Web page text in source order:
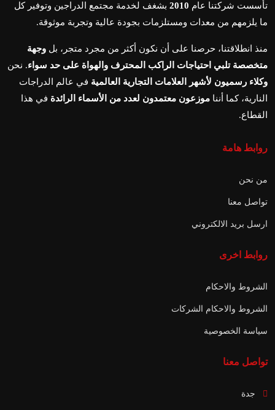
تأسست شركتنا عام 2010 بشغف لخدمة مجتمع الدراجين وتوفير كل
ما يلزمهم من معدات ومستلزمات بجودة عالية وتجربة موثوقة.
منذ انطلاقتنا، حرصنا على أن نكون أكثر من مجرد متجر، بل وجهة
متخصصة تلبي احتياجات الراكب المحترف والهواة على حد سواء. نحن
وكلاء رسميون لأشهر العلامات التجارية العالمية في عالم الدراجات
النارية، كما أننا موزعون معتمدون لعدد من الأسماء الرائدة في هذا
القطاع.
روابط هامة
من نحن
تواصل معنا
ارسل بريد الالكتروني
روابط اخرى
الشروط والاحكام
الشروط والاحكام الشركات
سياسة الخصوصية
تواصل معنا
جدة